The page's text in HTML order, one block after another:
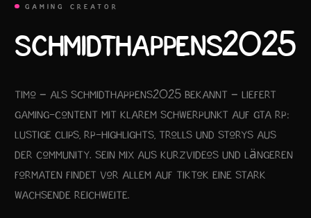
GAMING CREATOR
SCHMIDTHAPPENS2025
Timo – als SchmidtHappens2025 bekannt – liefert
Gaming-Content mit klarem Schwerpunkt auf GTA RP:
lustige Clips, RP-Highlights, Trolls und Storys aus
der Community. Sein Mix aus Kurzvideos und längeren
Formaten findet vor allem auf TikTok eine stark
wachsende Reichweite.